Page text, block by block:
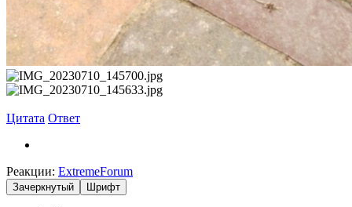
Цитата Ответ
Реакции: ExtremeForum
Зачеркнутый Шрифт